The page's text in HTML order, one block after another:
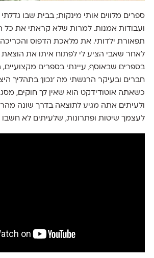
ספרים מלווים אותי מינקות; בבית שבו
ועבודות אמנות. למרות שלא קראתי את כל
תפאורת ילדותי. את מלאכת הדפוס
לאחר שאבי הציע לי לפתוח איתו את הוצאת
בספרים שבאוסף, עיינתי בספרים
חברים ובעיקר הרגשתי מה 'נכון' בתהליך
כשאתה אוטודידקט הוא שאין לך חוקים,
ולעיתים אתה מגיע לתוצאה בדרך שונה
לעצמך שיטות ופתרונות, שלעיתים לא חשבו